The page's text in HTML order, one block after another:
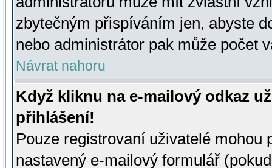
zbytečným přispíváním jen, abyste
nebo administrátor pak může počet
Návrat nahoru
Když kliknu na e-mailový odkaz
přihlášení!
Pouze registrovaní uživatelé mohou
nastavený e-mailový formulář